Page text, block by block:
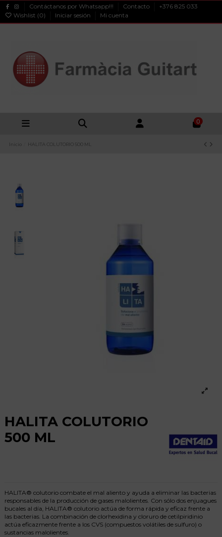
Contáctanos por Whatsapp!!! Contacto
+376 825 033
Wishlist (0) Iniciar sesión Mi cuenta
0
Inicio HALITA COLUTORIO 500 ML
HALITA COLUTORIO
500 ML
HALITA® colutorio combate el mal aliento y ayuda a eliminar las bacterias
responsables de la producción de gases malolientes. Con sólo dos enjuagues
bucales al día, HALITA® colutorio actúa de forma rápida y eficaz frente a
las bacterias. La combinación de clorhexidina y cloruro de cetilpiridinio
actúa eficazmente frente a los CVS (compuestos volátiles de sulfuro) o
sustancias malolientes.